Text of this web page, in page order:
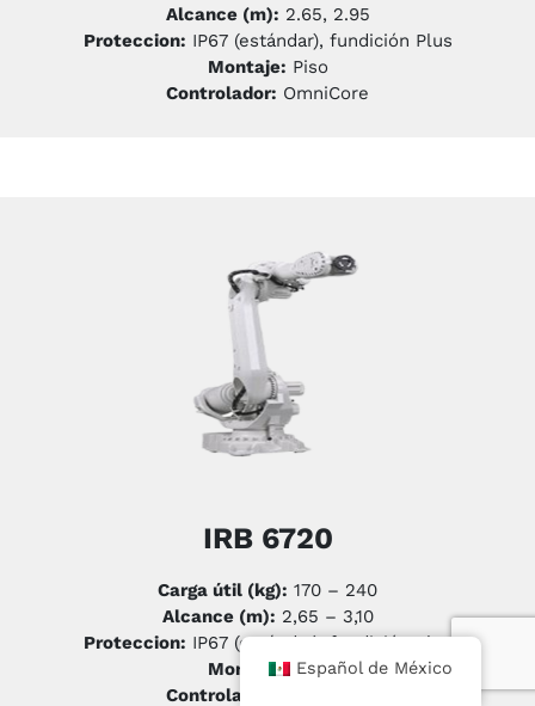
Alcance (m): 2.65, 2.95
Proteccion: IP67 (estándar), fundición Plus
Montaje: Piso
Controlador: OmniCore
IRB 6720
Carga útil (kg): 170 – 240
Alcance (m): 2,65 – 3,10
Proteccion: IP67 (estándar), fundición Plus
Montaje:Piso
Controlador:
Español de México